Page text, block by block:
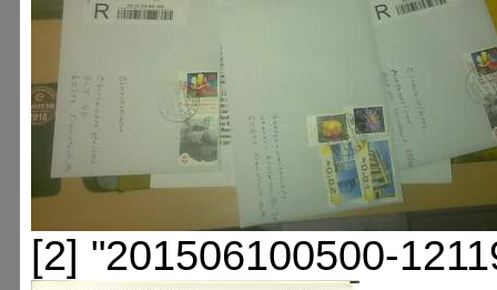
[2] "201506100500-